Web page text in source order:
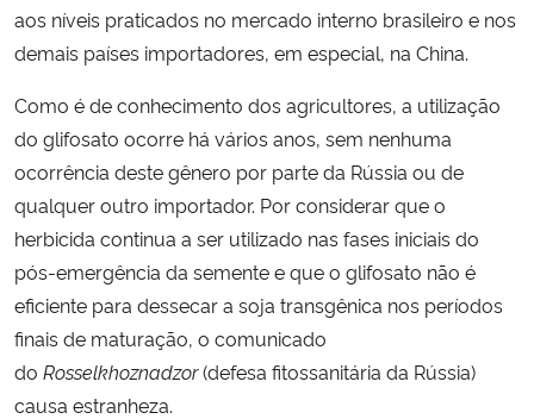
Secretaria-Geral
Gabinete de Segurança Institucional
Advocacia-Geral da União
Banco Central do Brasil
Planalto
aos níveis praticados no mercado interno brasileiro e nos
demais países importadores, em especial, na China.
Como é de conhecimento dos agricultores, a utilização
do glifosato ocorre há vários anos, sem nenhuma
ocorrência deste gênero por parte da Rússia ou de
qualquer outro importador. Por considerar que o
herbicida continua a ser utilizado nas fases iniciais do
pós-emergência da semente e que o glifosato não é
eficiente para dessecar a soja transgênica nos períodos
finais de maturação, o comunicado
do Rosselkhoznadzor(defesa fitossanitária da Rússia)
causa estranheza.